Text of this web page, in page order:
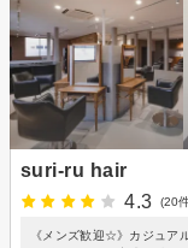
suri-ru hair
4.3
(20
《メンズ歓迎☆》カジュア